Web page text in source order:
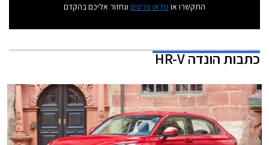
התקשרו או מלאו פרטים ונחזור אליכם בהקדם
כתבותהונדה HR-V